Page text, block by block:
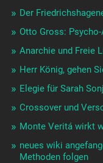
Der
Otto Gross:
Anarchie und Freie
Herr König, gehen
Elegie für Sarah
Crossover und
Monte Veritá wirkt
neues wiki
Methoden folgen